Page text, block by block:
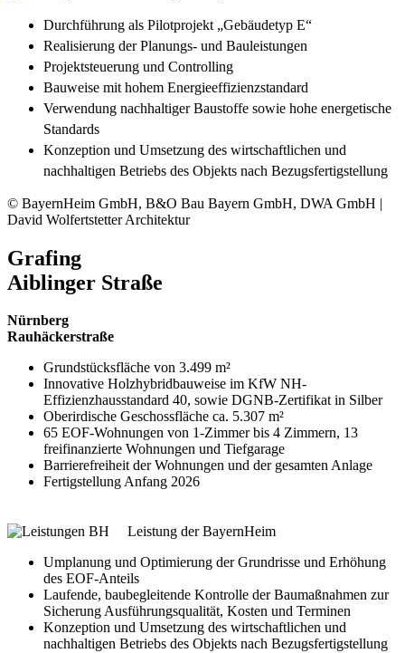
Durchführung als Pilotprojekt „Gebäudetyp E“
Realisierung der Planungs- und Bauleistungen
Projektsteuerung und Controlling
Bauweise mit hohem Energieeffizienzstandard
Verwendung nachhaltiger Baustoffe sowie hohe energetische
Standards
Konzeption und Umsetzung des wirtschaftlichen und
nachhaltigen Betriebs des Objekts nach Bezugsfertigstellung
© BayernHeim GmbH, B&O Bau Bayern GmbH, DWA GmbH |
David Wolfertstetter Architektur
Grafing
Aiblinger Straße
Nürnberg
Rauhäckerstraße
Grundstücksfläche von 3.499 m²
Innovative Holzhybridbauweise im KfW NH-
Effizienzhausstandard 40, sowie DGNB-Zertifikat in Silber
Oberirdische Geschossfläche ca. 5.307 m²
65 EOF-Wohnungen von 1-Zimmer bis 4 Zimmern, 13
freifinanzierte Wohnungen und Tiefgarage
Barrierefreiheit der Wohnungen und der gesamten Anlage
Fertigstellung Anfang 2026
Leistung der BayernHeim
Umplanung und Optimierung der Grundrisse und Erhöhung
des EOF-Anteils
Laufende, baubegleitende Kontrolle der Baumaßnahmen zur
Sicherung Ausführungsqualität, Kosten und Terminen
Konzeption und Umsetzung des wirtschaftlichen und
nachhaltigen Betriebs des Objekts nach Bezugsfertigstellung